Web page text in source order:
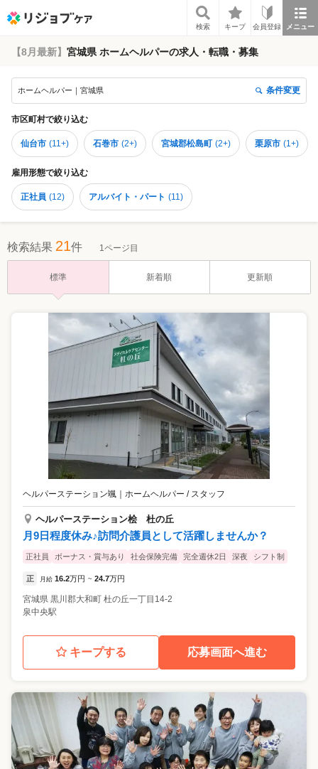
検索 キープ 会員登録 メニュー
【8月最新】 宮城県 ホームヘルパーの求人・転職・募集
ホームヘルパー｜宮城県 条件変更
市区町村で絞り込む
仙台市 (11+) 石巻市 (2+) 宮城郡松島町 (2+) 栗原市 (1+)
雇用形態で絞り込む
正社員 (12) アルバイト・パート (11)
検索結果 21件 1ページ目
標準 新着順 更新順
ヘルパーステーション颯 ホームヘルパー / スタッフ
ヘルパーステーション桧 杜の丘
月9日程度休み♪訪問介護員として活躍しませんか？
正社員 ボーナス・賞与あり 社会保険完備 完全週休2日 深夜 シフト制
正 月給 16.2万円 ~ 24.7万円
宮城県 黒川郡大和町 杜の丘一丁目14-2
泉中央駅
キープする 応募画面へ進む